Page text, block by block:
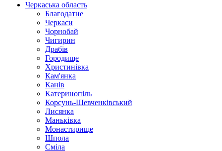
Черкаська область
Благодатне
Черкаси
Чорнобай
Чигирин
Драбів
Городище
Христинівка
Кам'янка
Канів
Катеринопіль
Корсунь-Шевченківський
Лисянка
Маньківка
Монастирище
Шпола
Сміла